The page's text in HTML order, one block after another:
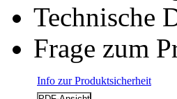
Technische
Frage zum
Info zur Produktsicherheit